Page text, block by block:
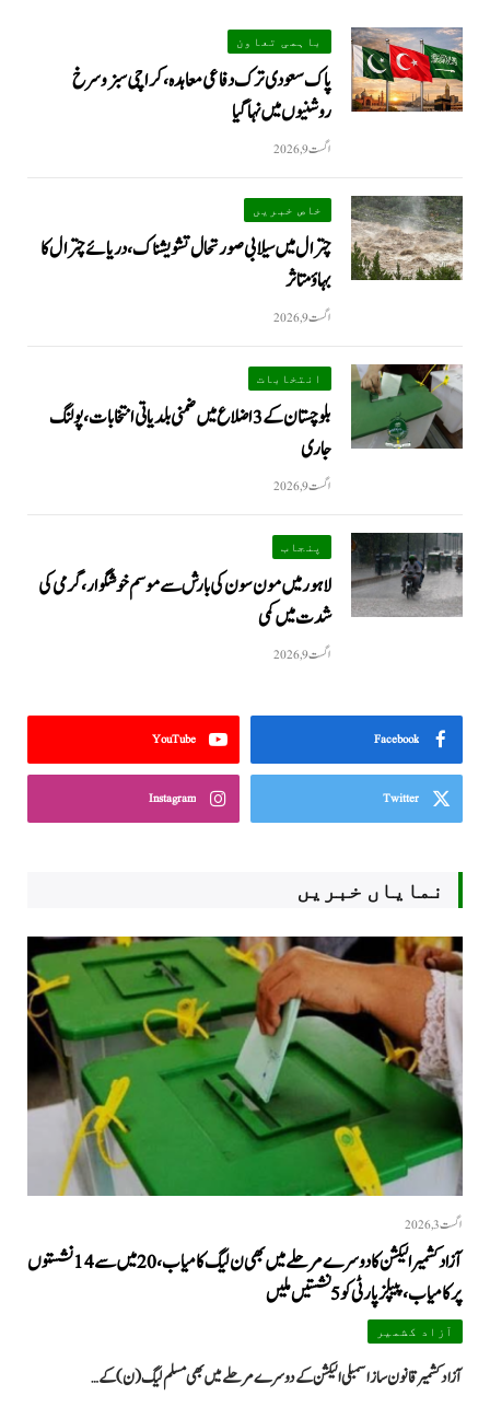
باہمی تعاون
پاک سعودی ترک دفاعی معاہدہ، کراچی سبز و سرخ
روشنیوں میں نہا گیا
اگست 9, 2026
خاص خبریں
چترال میں سیلابی صورتحال تشویشناک، دریائے چترال کا
بہاؤ متاثر
اگست 9, 2026
انتخابات
بلوچستان کے 3 اضلاع میں ضمنی بلدیاتی انتخابات، پولنگ
جاری
اگست 9, 2026
پنجاب
لاہور میں مون سون کی بارش سے موسم خوشگوار، گرمی کی
شدت میں کمی
اگست 9, 2026
Facebook
YouTube
Twitter
Instagram
نمایاں خبریں
اگست 3, 2026
آزاد کشمیر الیکشن کا دوسرے مرحلے میں بھی ن لیگ کامیاب، 20 میں سے 14 نشستوں
پر کامیاب، پیپلزپارٹی کو 5 نشستیں ملیں
آزاد کشمیر
آزاد کشمیر قانون ساز اسمبلی الیکشن کے دوسرے مرحلے میں بھی مسلم لیگ (ن) کے…